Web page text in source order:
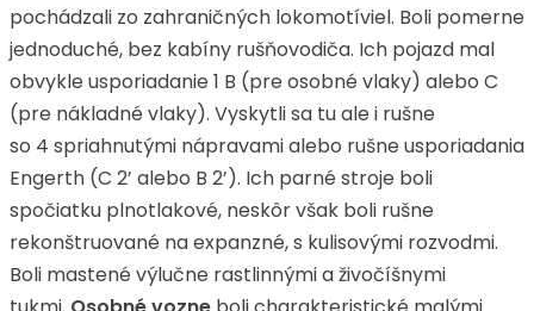
pochádzali zo zahraničných lokomotíviel. Boli pomerne
jednoduché, bez kabíny rušňovodiča. Ich pojazd mal
obvykle usporiadanie 1 B (pre osobné vlaky) alebo C
(pre nákladné vlaky). Vyskytli sa tu ale i rušne
so 4 spriahnutými nápravami alebo rušne usporiadania
Engerth (C 2’ alebo B 2’). Ich parné stroje boli
spočiatku plnotlakové, neskôr však boli rušne
rekonštruované na expanzné, s kulisovými rozvodmi.
Boli mastené výlučne rastlinnými a živočíšnymi